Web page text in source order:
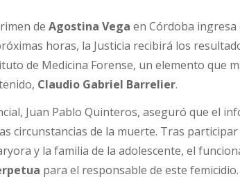
deAgostina Vega en Córdoba ingresa
horas, la Justicia recibirá los
de Medicina Forense, un elemento que
Claudio Gabriel Barrelier.
Juan Pablo Quinteros, aseguró que el
circunstancias de la muerte. Tras
y la familia de la adolescente, el
para el responsable de este femicidio.